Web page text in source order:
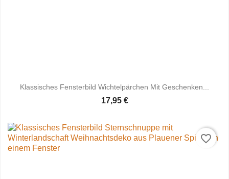
Klassisches Fensterbild Wichtelpärchen Mit Geschenken...
17,95 €
favorite_border